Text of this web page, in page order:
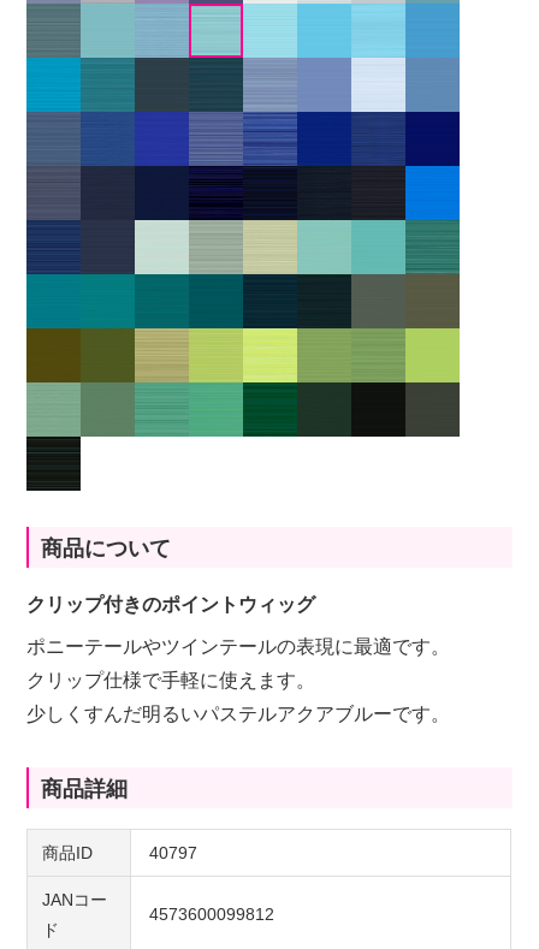
商品について
クリップ付きのポイントウィッグ
ポニーテールやツインテールの表現に最適です。
クリップ仕様で手軽に使えます。
少しくすんだ明るいパステルアクアブルーです。
商品詳細
商品ID 40797
JANコー
ド
4573600099812